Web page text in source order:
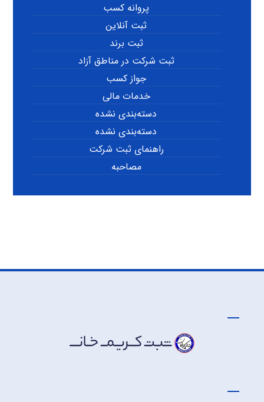
پروانه کسب
ثبت آنلاین
ثبت برند
ثبت شرکت در مناطق آزاد
جواز کسب
خدمات مالی
دسته‌بندی نشده
دسته‌بندی نشده
راهنمای ثبت شرکت
مصاحبه